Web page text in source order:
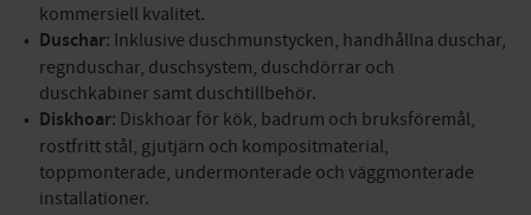
kommersiell kvalitet.
Duschar: Inklusive duschmunstycken, handhållna duschar,
regnduschar, duschsystem, duschdörrar och
duschkabiner samt duschtillbehör.
Diskhoar: Diskhoar för kök, badrum och bruksföremål,
rostfritt stål, gjutjärn och kompositmaterial,
toppmonterade, undermonterade och väggmonterade
installationer.